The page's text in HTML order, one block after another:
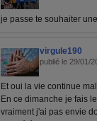
je passe te souhaiter
virgule190
publié le 29/01/
Et oui la vie continue
En ce dimanche je fais
vraiment j'ai pas envie